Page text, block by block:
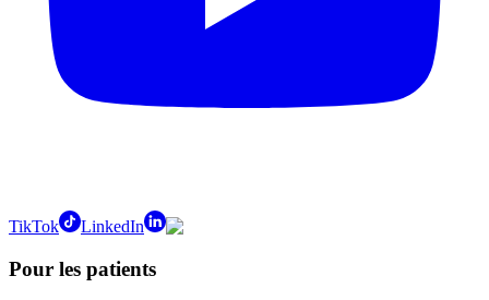
TikTok LinkedIn
Pour les patients